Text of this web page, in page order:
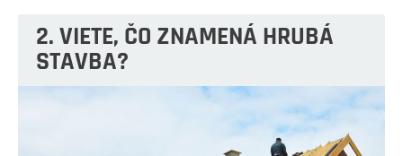
2. VIETE, ČO ZNAMENÁ HRUBÁ
STAVBA?